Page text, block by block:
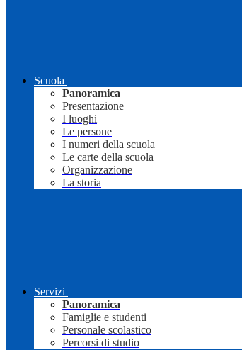
Scuola
Panoramica
Presentazione
I luoghi
Le persone
I numeri della scuola
Le carte della scuola
Organizzazione
La storia
Servizi
Panoramica
Famiglie e studenti
Personale scolastico
Percorsi di studio